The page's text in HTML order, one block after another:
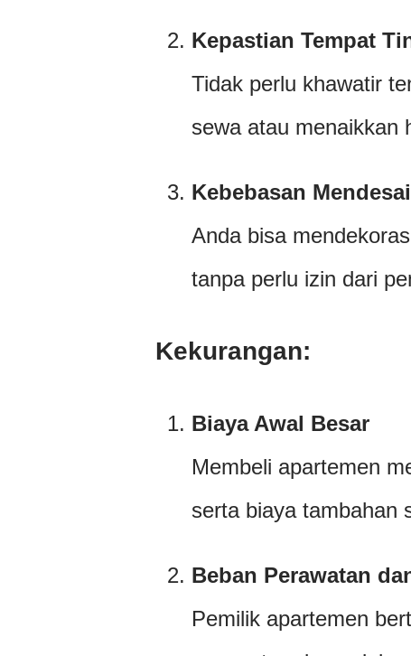
Kepastian Tempat
Tidak perlu khawatir
sewa atau menaikkan
Kebebasan
Anda bisa
tanpa perlu izin dari
Kekurangan:
Biaya Awal Besar
Membeli apartemen
serta biaya tambahan
Beban Perawatan
Pemilik apartemen